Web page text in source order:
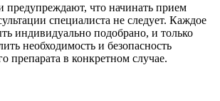
предупреждают, что начинать прием
специалиста не следует. Каждое
индивидуально подобрано, и только
необходимость и безопасность
препарата в конкретном случае.